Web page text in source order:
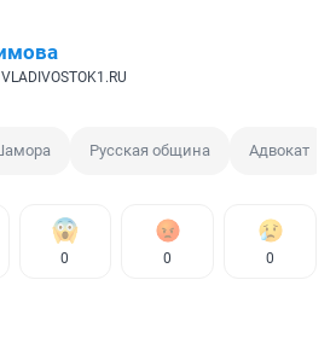
Русская община Адвокат
0 0 0